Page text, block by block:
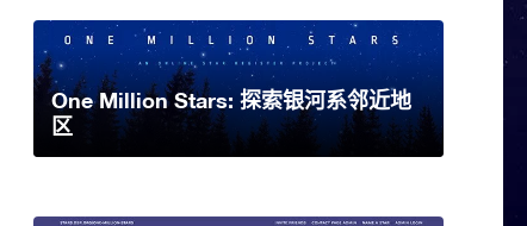
One Million Stars: 探索银河系邻近地
区